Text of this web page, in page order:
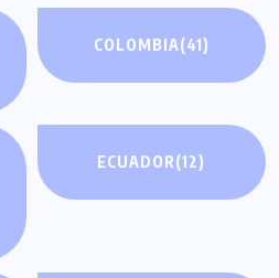
COLOMBIA(41)
ECUADOR(12)